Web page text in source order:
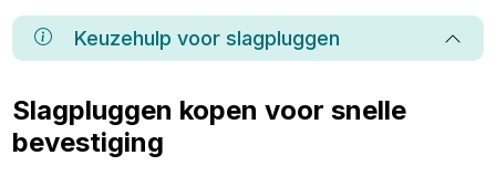
Keuzehulp voorslagpluggen
Slagpluggen kopen voor snelle
bevestiging